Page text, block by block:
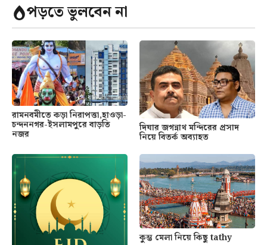
পড়তে ভুলবেন না
রামনবমীতে কড়া নিরাপত্তা,হাওড়া-
চন্দননগর-ইসলামপুরে বাড়তি
নজর
দিঘার জগন্নাথ মন্দিরের প্রসাদ
নিয়ে বিতর্ক অব্যাহত
কুম্ভ মেলা নিয়ে কিছু tathy